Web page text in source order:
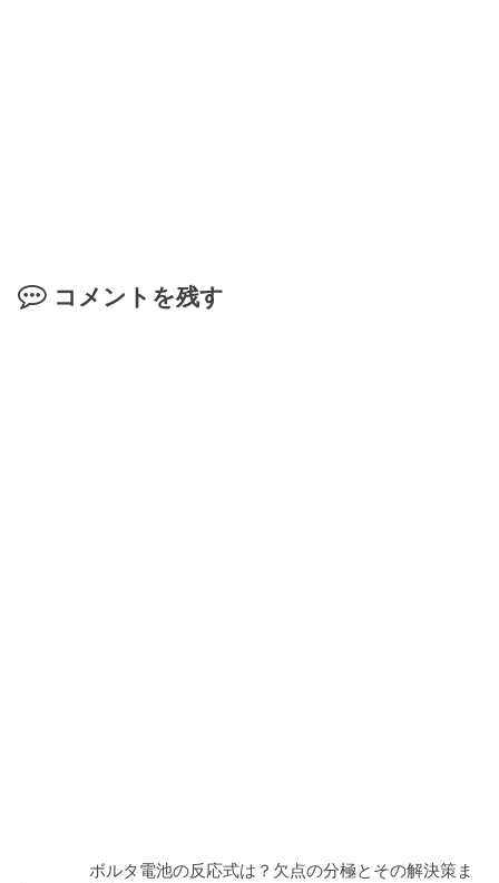
コメントを残す
ボルタ電池の反応式は？欠点の分極とその解決策ま